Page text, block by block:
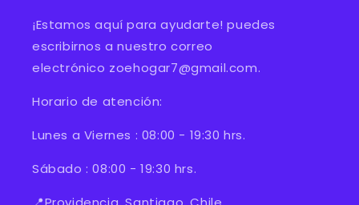
¡Estamos aquí para ayudarte! puedes
escribirnos a nuestro correo
electrónico zoehogar7@gmail.com.
Horario de atención:
Lunes a Viernes : 08:00 - 19:30 hrs.
Sábado : 08:00 - 19:30 hrs.